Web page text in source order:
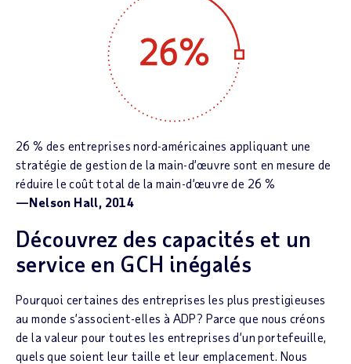
26 % des entreprises nord-américaines appliquant une
stratégie de gestion de la main-d’œuvre sont en mesure de
réduire le coût total de la main-d’œuvre de 26 %
—Nelson Hall, 2014
Découvrez des capacités et un
service en GCH inégalés
Pourquoi certaines des entreprises les plus prestigieuses
au monde s’associent-elles à ADP? Parce que nous créons
de la valeur pour toutes les entreprises d’un portefeuille,
quels que soient leur taille et leur emplacement. Nous